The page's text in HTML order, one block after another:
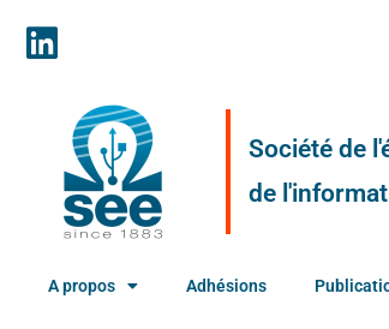
Société de
de
A propos Adhésions